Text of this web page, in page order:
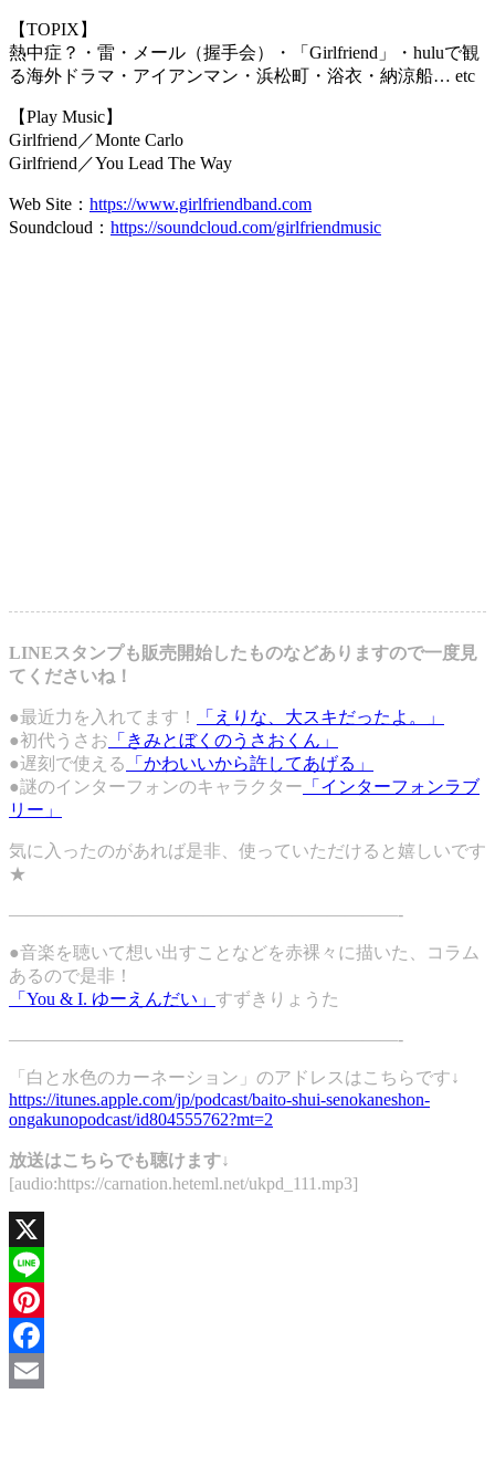
【TOPIX】
熱中症？・雷・メール（握手会）・「Girlfriend」・huluで観
る海外ドラマ・アイアンマン・浜松町・浴衣・納涼船… etc
【Play Music】
Girlfriend／Monte Carlo
Girlfriend／You Lead The Way
Web Site： https://www.girlfriendband.com
Soundcloud： https://soundcloud.com/girlfriendmusic
LINEスタンプも販売開始したものなどありますので一度見
てくださいね！
●最近力を入れてます！
「えりな、大スキだったよ。」
●初代うさお 「きみとぼくのうさおくん」
●遅刻で使える
「かわいいから許してあげる」
●謎のインターフォンのキャラクター 「インターフォンラブ
リー」
気に入ったのがあれば是非、使っていただけると嬉しいです
★
——————————————————————-
●音楽を聴いて想い出すことなどを赤裸々に描いた、コラム
あるので是非！
「You & I. ゆーえんだい」 すずきりょうた
——————————————————————-
「白と水色のカーネーション」のアドレスはこちらです↓
https://itunes.apple.com/jp/podcast/baito-shui-senokaneshon-
ongakunopodcast/id804555762?mt=2
放送はこちらでも聴けます↓
[audio:https://carnation.heteml.net/ukpd_111.mp3]
X
Line
Pinterest
Facebook